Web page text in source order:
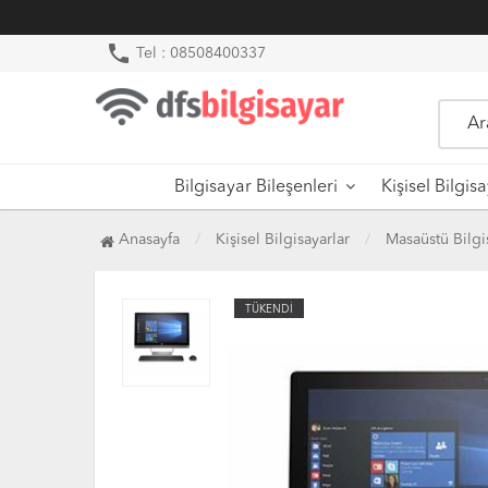
phone Tel : 08508400337
Bilgisayar Bileşenleri Kişisel
Anasayfa Kişisel Bilgisayarlar Masaüstü
TÜKENDİ